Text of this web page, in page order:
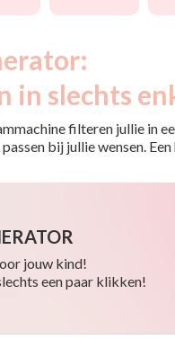
slechts
filteren jullie in
bij jullie wensen.
jouw kind!
een paar klikken!